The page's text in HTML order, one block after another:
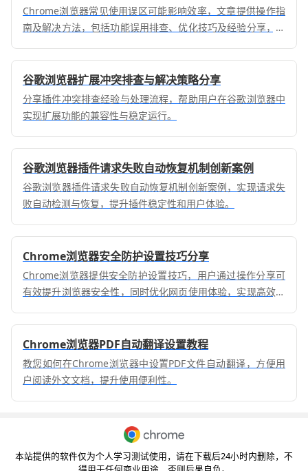
Chrome浏览器常见使用误区可能影响效率，文章提供操作指
南及解决方法，包括功能误用排查、优化技巧及经验分享，帮
谷歌浏览器扩展冲突排查与解决策略分享
分享插件冲突排查经验与处理流程，帮助用户在谷歌浏览器中
实现扩展功能的兼容性与稳定运行。
谷歌浏览器插件请求失败自动恢复机制创新案例
谷歌浏览器插件请求失败自动恢复机制创新案例，实现请求失
败自动检测与恢复，提升插件稳定性和用户体验。
Chrome浏览器安全防护设置技巧分享
Chrome浏览器提供安全防护设置技巧，用户通过操作分享可
有效提升浏览器安全性，同时优化网页使用体验，实现高效安
Chrome浏览器PDF自动翻译设置教程
教您如何在Chrome浏览器中设置PDF文件自动翻译，方便用
户阅读外文文档，提升使用便利性。
本站提供的软件仅为个人学习测试使用，请在下载后24小时内删除，不